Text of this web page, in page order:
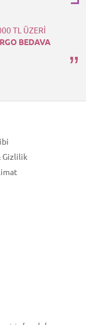
TL ÜZERİ
BEDAVA
Gizlilik